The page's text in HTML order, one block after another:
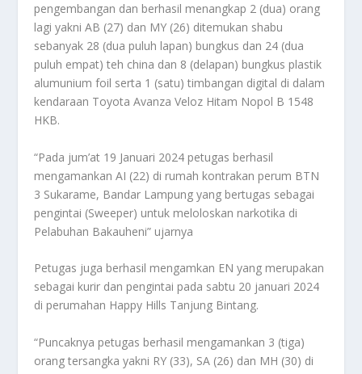
pengembangan dan berhasil menangkap 2 (dua) orang
lagi yakni AB (27) dan MY (26) ditemukan shabu
sebanyak 28 (dua puluh lapan) bungkus dan 24 (dua
puluh empat) teh china dan 8 (delapan) bungkus plastik
alumunium foil serta 1 (satu) timbangan digital di dalam
kendaraan Toyota Avanza Veloz Hitam Nopol B 1548
HKB.
“Pada jum’at 19 Januari 2024 petugas berhasil
mengamankan AI (22) di rumah kontrakan perum BTN
3 Sukarame, Bandar Lampung yang bertugas sebagai
pengintai (Sweeper) untuk meloloskan narkotika di
Pelabuhan Bakauheni” ujarnya
Petugas juga berhasil mengamkan EN yang merupakan
sebagai kurir dan pengintai pada sabtu 20 januari 2024
di perumahan Happy Hills Tanjung Bintang.
“Puncaknya petugas berhasil mengamankan 3 (tiga)
orang tersangka yakni RY (33), SA (26) dan MH (30) di